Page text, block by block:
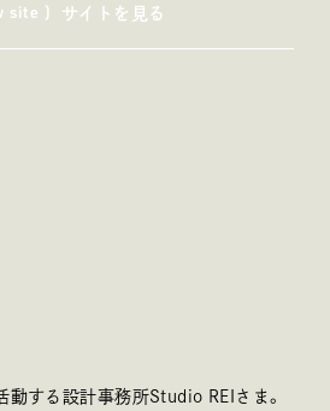
サイトを見る
site )
動する設計事務所Studio REIさま。